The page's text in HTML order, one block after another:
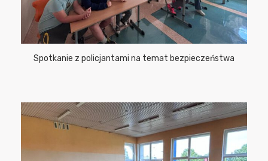
Spotkanie z policjantami na temat bezpieczeństwa